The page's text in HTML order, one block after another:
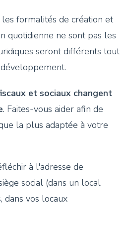
formalités de création et
quotidienne ne sont pas les
seront différents tout
et sociaux changent
. Faites-vous aider afin de
la plus adaptée à votre
à l'adresse de
social (dans un local
dans vos locaux